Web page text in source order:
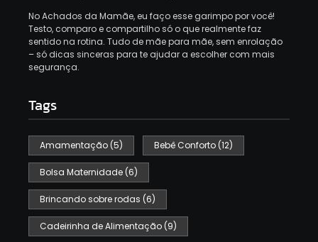
No Achados da Mamãe, eu faço esse garimpo por você!
Testo, comparo e compartilho só o que realmente faz
sentido na rotina. Tudo de mãe para mãe, sem enrolação
– só dicas sinceras para te ajudar a escolher com mais
segurança.
Tags
Amamentação (5) Bebê Conforto (12)
Bolsa Maternidade (6)
Brincando sobre rodas (6)
Cadeirinha de Alimentação (9)